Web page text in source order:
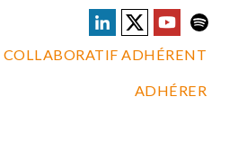
COLLABORATIF ADHÉRENT
ADHÉRER